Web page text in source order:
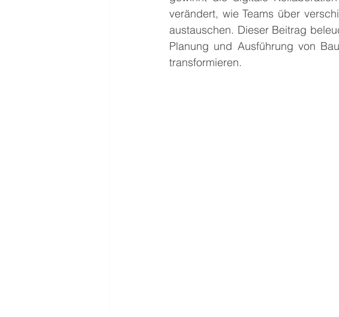
verändert, wie Teams über
austauschen. Dieser Beitrag
Planung und Ausführung von
transformieren.